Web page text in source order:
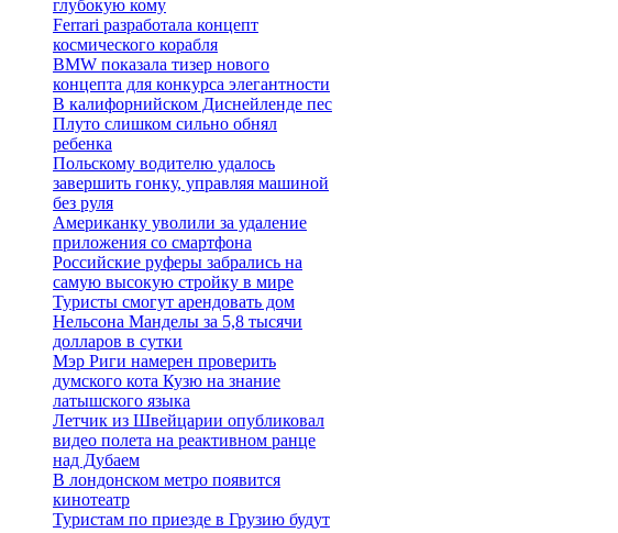
глубокую кому
Ferrari разработала концепт
космического корабля
BMW показала тизер нового
концепта для конкурса элегантности
В калифорнийском Диснейленде пес
Плуто слишком сильно обнял
ребенка
Польскому водителю удалось
завершить гонку, управляя машиной
без руля
Американку уволили за удаление
приложения со смартфона
Российские руферы забрались на
самую высокую стройку в мире
Туристы смогут арендовать дом
Нельсона Манделы за 5,8 тысячи
долларов в сутки
Мэр Риги намерен проверить
думского кота Кузю на знание
латышского языка
Летчик из Швейцарии опубликовал
видео полета на реактивном ранце
над Дубаем
В лондонском метро появится
кинотеатр
Туристам по приезде в Грузию будут